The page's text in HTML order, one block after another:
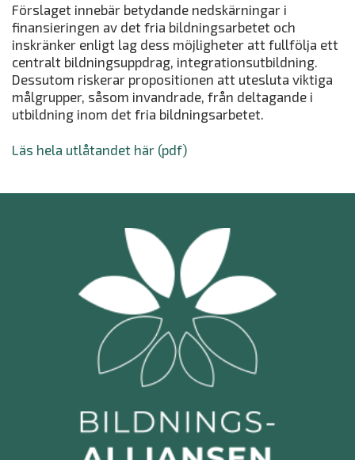
Förslaget innebär betydande nedskärningar i
finansieringen av det fria bildningsarbetet och
inskränker enligt lag dess möjligheter att fullfölja ett
centralt bildningsuppdrag, integrationsutbildning.
Dessutom riskerar propositionen att utesluta viktiga
målgrupper, såsom invandrade, från deltagande i
utbildning inom det fria bildningsarbetet.
Läs hela utlåtandet här (pdf)